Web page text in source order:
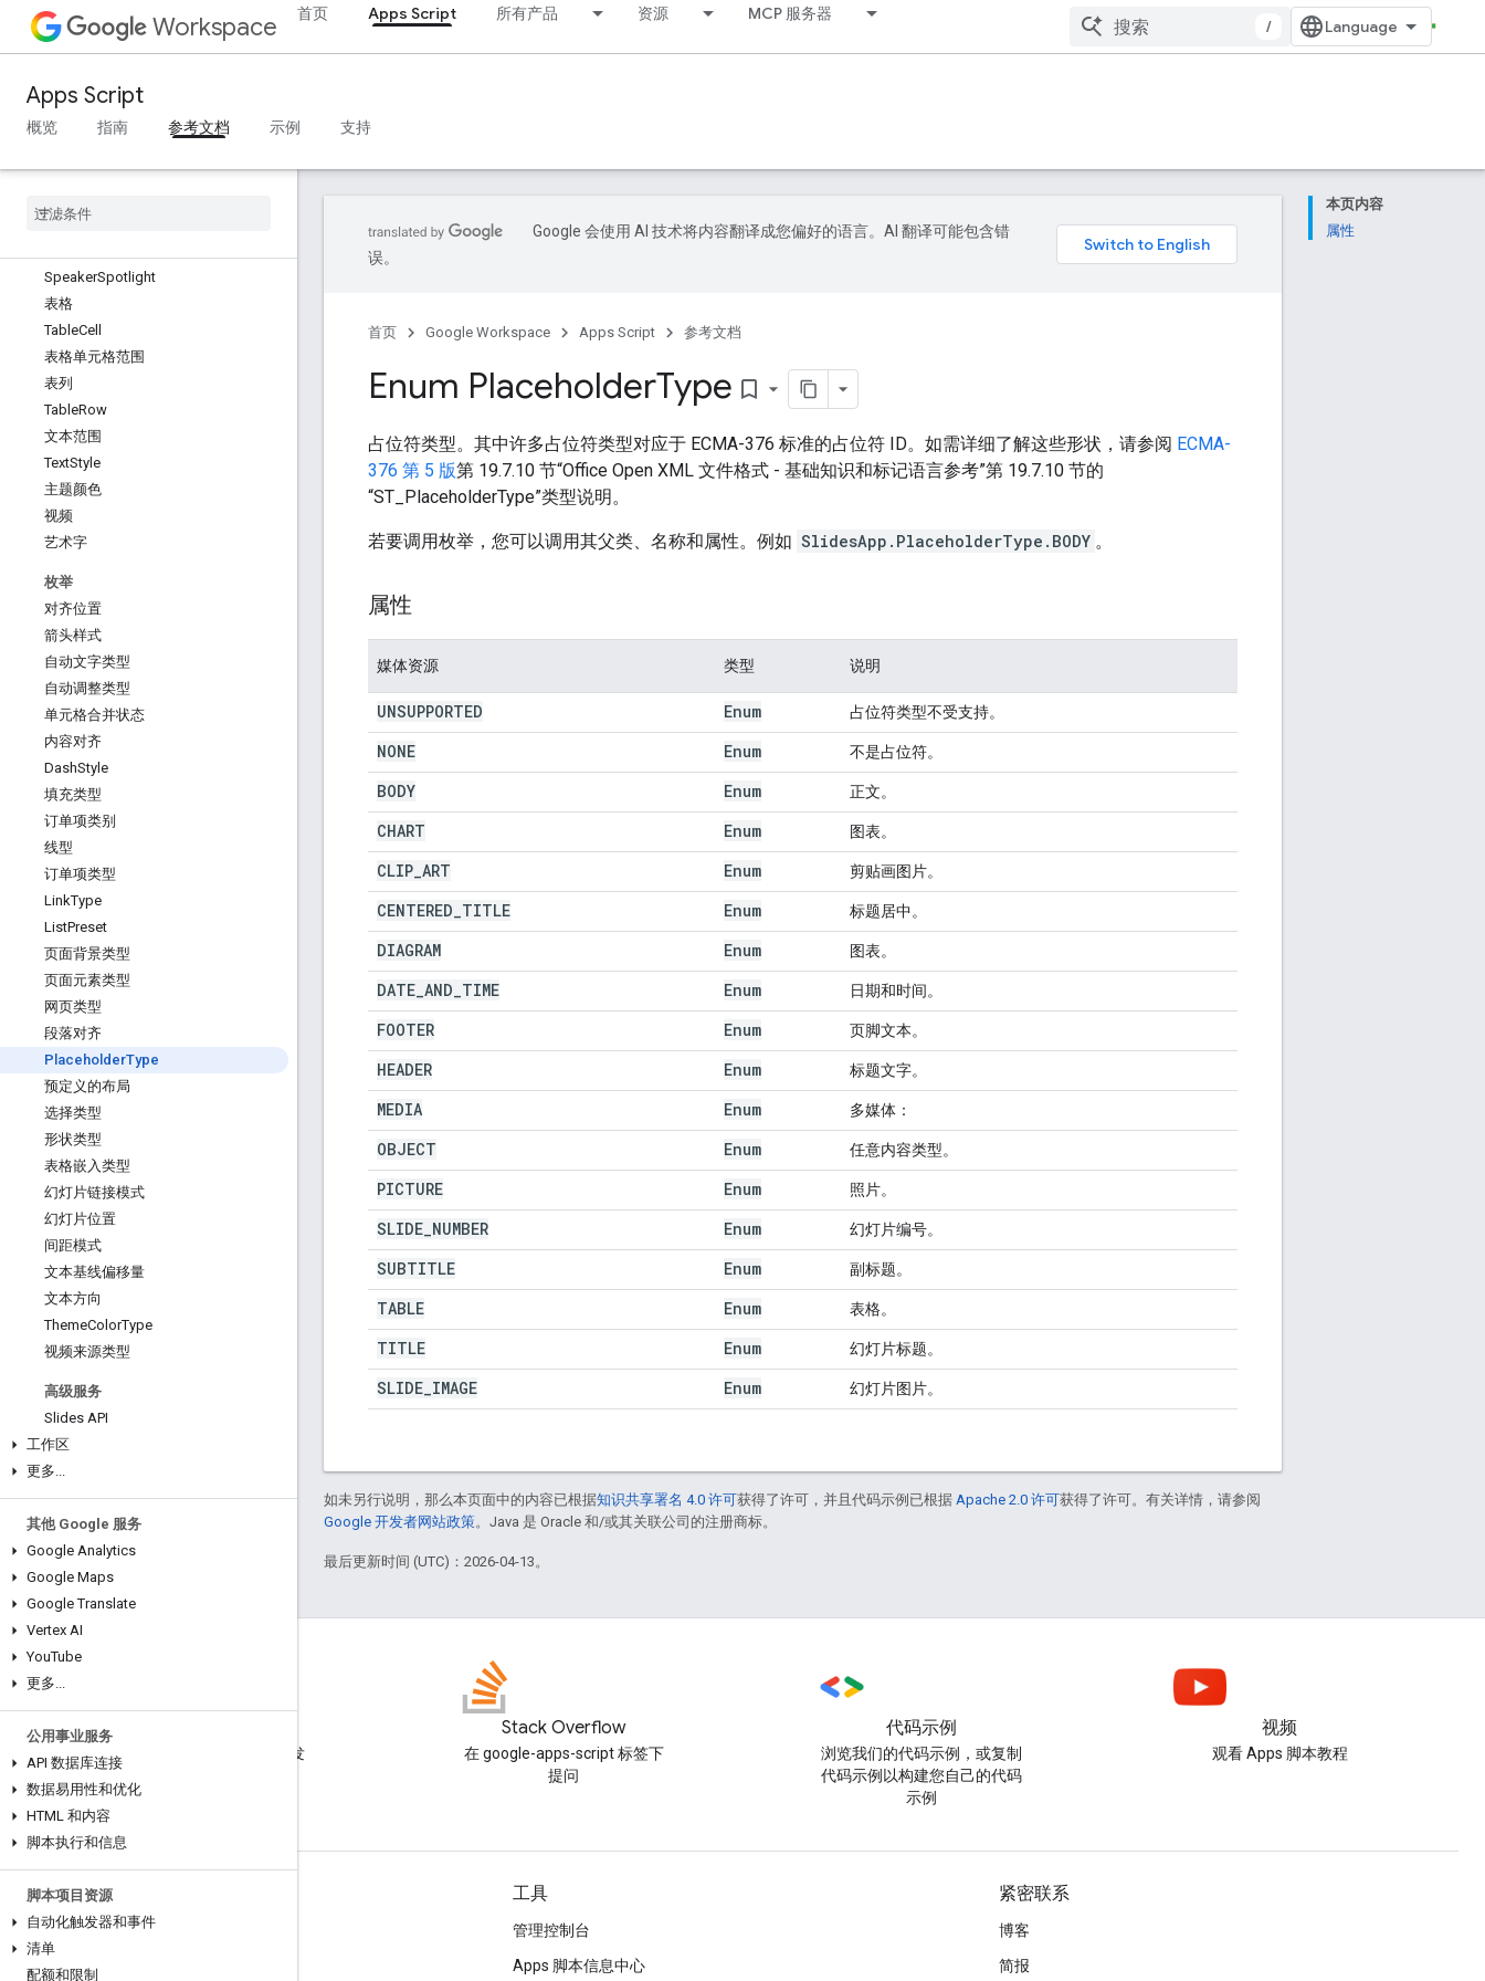
Workspace 首页 Apps Script 所有产品 资源 MCP 服务器
/
Apps Script
概览 指南 参考文档 示例 支持
段落
ParagraphStyle
点
演示文稿
形状
幻灯片
SpeakerSpotlight
表格
TableCell
表格单元格范围
表列
TableRow
文本范围
TextStyle
主题颜色
视频
艺术字
枚举
对齐位置
箭头样式
自动文字类型
自动调整类型
单元格合并状态
内容对齐
DashStyle
填充类型
订单项类别
线型
订单项类型
LinkType
ListPreset
页面背景类型
页面元素类型
网页类型
段落对齐
PlaceholderType
预定义的布局
选择类型
形状类型
表格嵌入类型
幻灯片链接模式
幻灯片位置
间距模式
文本基线偏移量
文本方向
ThemeColorType
视频来源类型
高级服务
Slides API
工作区
更多...
其他 Google 服务
Google Analytics
Google Maps
Google Translate
Vertex AI
YouTube
更多...
公用事业服务
API 数据库连接
数据易用性和优化
HTML 和内容
脚本执行和信息
脚本项目资源
自动化触发器和事件
清单
配额和限制
本页内容
属性
Google 会使用 AI 技术将内容翻译成您偏好的语言。AI 翻译可能包含错
误。
首页 Google Workspace Apps Script 参考文档
Enum PlaceholderType bookmark_border
占位符类型。其中许多占位符类型对应于 ECMA-376 标准的占位符 ID。如需详细了解这些形状，请参阅 ECMA-
376 第 5 版第 19.7.10 节“Office Open XML 文件格式 - 基础知识和标记语言参考”第 19.7.10 节的
“ST_PlaceholderType”类型说明。
若要调用枚举，您可以调用其父类、名称和属性。例如 SlidesApp.PlaceholderType.BODY 。
属性
媒体资源 类型 说明
UNSUPPORTED Enum 占位符类型不受支持。
NONE Enum 不是占位符。
BODY Enum 正文。
CHART Enum 图表。
CLIP ART Enum 剪贴画图片。
CENTERED TITLE Enum 标题居中。
DIAGRAM Enum 图表。
DATE AND TIME Enum 日期和时间。
FOOTER Enum 页脚文本。
HEADER Enum 标题文字。
MEDIA Enum 多媒体：
OBJECT Enum 任意内容类型。
PICTURE Enum 照片。
SLIDE NUMBER Enum 幻灯片编号。
SUBTITLE Enum 副标题。
TABLE Enum 表格。
TITLE Enum 幻灯片标题。
SLIDE IMAGE Enum 幻灯片图片。
如未另行说明，那么本页面中的内容已根据知识共享署名 4.0 许可获得了许可，并且代码示例已根据 Apache 2.0 许可获得了许可。有关详情，请参阅
Google 开发者网站政策。Java 是 Oracle 和/或其关联公司的注册商标。
最后更新时间 (UTC)：2026-04-13。
阅读 Google Workspace 开发
Stack Overflow
在 google-apps-script 标签下
提问
代码示例
浏览我们的代码示例，或复制
代码示例以构建您自己的代码
示例
视频
观看 Apps 脚本教程
面向开发者的 Google Workspace
平台概览
开发者产品
工具
管理控制台
Apps 脚本信息中心
紧密联系
博客
简报